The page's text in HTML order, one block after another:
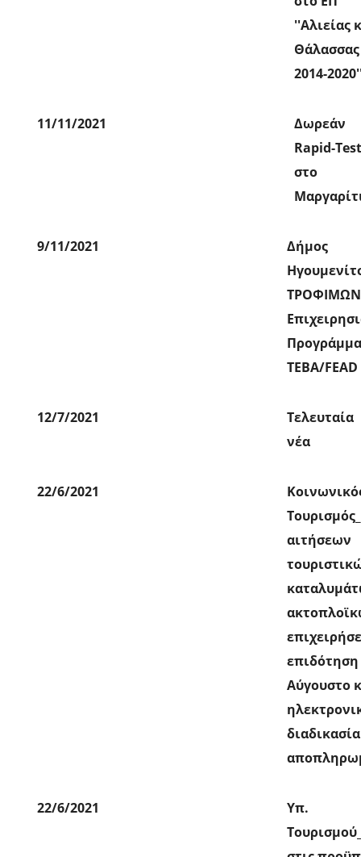
''Αλιείας
Θάλασσας
2014-
11/11/2021
Δωρεάν
Rapid-Test
στο
9/11/2021
Δήμος
ΤΡΟΦΙΜΩΝ
ΤΕΒΑ/FEAD
12/7/2021
Τελευταία
νέα
22/6/2021
αιτήσεων
επιδότηση
Αύγουστο
διαδικασία
22/6/2021
Υπ.